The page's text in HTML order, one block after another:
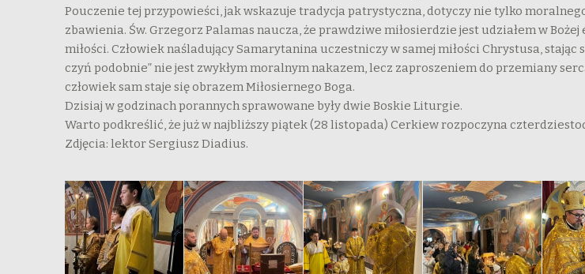
Pouczenie tej przypowieści, jak wskazuje tradycja patrystyczna, dotyczy nie tylko
zbawienia. Św. Grzegorz Palamas naucza, że prawdziwe miłosierdzie jest udziałem w
miłości. Człowiek naśladujący Samarytanina uczestniczy w samej miłości Chrystusa,
czyń podobnie” nie jest zwykłym moralnym nakazem, lecz zaproszeniem do przemiany
człowiek sam staje się obrazem Miłosiernego Boga.
Dzisiaj w godzinach porannych sprawowane były dwie Boskie Liturgie.
Warto podkreślić, że już w najbliższy piątek (28 listopada) Cerkiew rozpoczyna
Zdjęcia: lektor Sergiusz Diadius.